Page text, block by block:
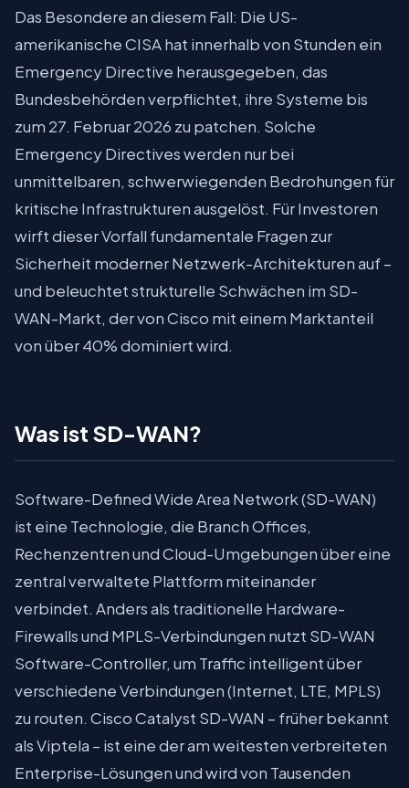
Das Besondere an diesem Fall: Die US-
amerikanische CISA hat innerhalb von Stunden ein
Emergency Directive herausgegeben, das
Bundesbehörden verpflichtet, ihre Systeme bis
zum 27. Februar 2026 zu patchen. Solche
Emergency Directives werden nur bei
unmittelbaren, schwerwiegenden Bedrohungen für
kritische Infrastrukturen ausgelöst. Für Investoren
wirft dieser Vorfall fundamentale Fragen zur
Sicherheit moderner Netzwerk-Architekturen auf –
und beleuchtet strukturelle Schwächen im SD-
WAN-Markt, der von Cisco mit einem Marktanteil
von über 40% dominiert wird.
Was ist SD-WAN?
Software-Defined Wide Area Network (SD-WAN)
ist eine Technologie, die Branch Offices,
Rechenzentren und Cloud-Umgebungen über eine
zentral verwaltete Plattform miteinander
verbindet. Anders als traditionelle Hardware-
Firewalls und MPLS-Verbindungen nutzt SD-WAN
Software-Controller, um Traffic intelligent über
verschiedene Verbindungen (Internet, LTE, MPLS)
zu routen. Cisco Catalyst SD-WAN – früher bekannt
als Viptela – ist eine der am weitesten verbreiteten
Enterprise-Lösungen und wird von Tausenden